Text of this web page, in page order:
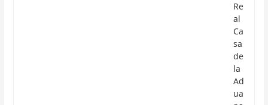
Re
al
Ca
sa
de
la
Ad
ua